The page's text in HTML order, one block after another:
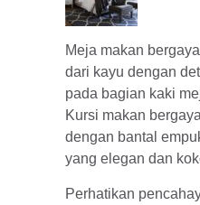
Meja makan
dari kayu dengan
pada bagian kaki
Kursi makan
dengan bantal
yang elegan dan
Perhatikan